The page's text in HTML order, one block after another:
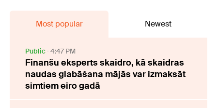
Most popular Newest
Public 4:47 PM
Finanšu eksperts skaidro, kā skaidras
naudas glabāšana mājās var izmaksāt
simtiem eiro gadā